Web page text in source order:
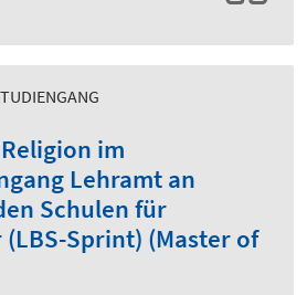
im
Lehramt an
Schulen für
Sprint) (Master of